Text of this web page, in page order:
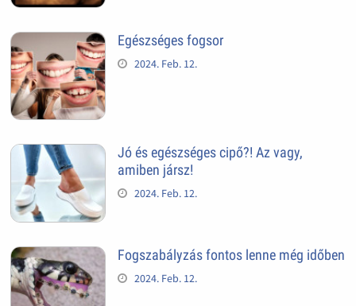
Egészséges fogsor
2024. Feb. 12.
Jó és egészséges cipő?! Az vagy,
amiben jársz!
2024. Feb. 12.
Fogszabályzás fontos lenne még időben
2024. Feb. 12.